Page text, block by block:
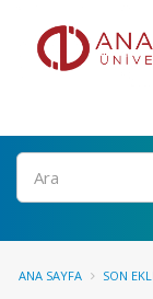
Ara
ANA SAYFA SON